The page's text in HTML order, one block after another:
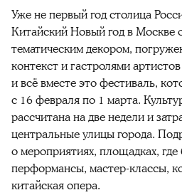
Уже не первый год столица
Китайский Новый год в Москве
тематическим декором,
контекст и гастролями
и всё вместе это фестиваль,
с 16 февраля по 1 марта.
рассчитана на две недели и
центральные улицы города.
о мероприятиях, площадках, где
перформансы, мастер-классы,
китайская опера.